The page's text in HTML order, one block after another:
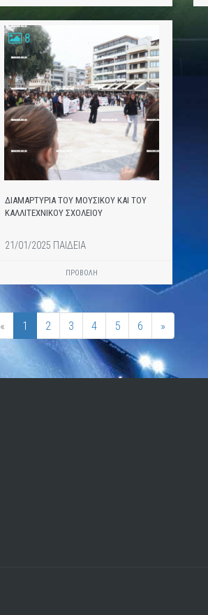
8
ΔΙΑΜΑΡΤΥΡΙΑ ΤΟΥ ΜΟΥΣΙΚΟΥ ΚΑΙ ΤΟΥ
ΚΑΛΛΙΤΕΧΝΙΚΟΥ ΣΧΟΛΕΙΟΥ
21/01/2025 ΠΑΙΔΕΙΑ
ΠΡΟΒΟΛΗ
« 1 2 3 4 5 6 »